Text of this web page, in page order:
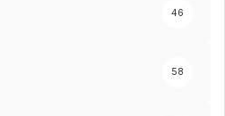
46
58